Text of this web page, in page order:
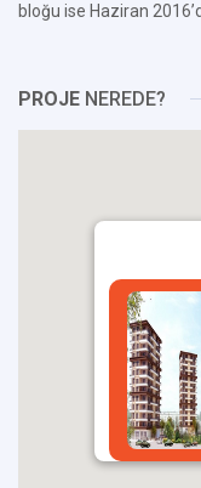
bloğu ise Haziran
PROJE NEREDE?